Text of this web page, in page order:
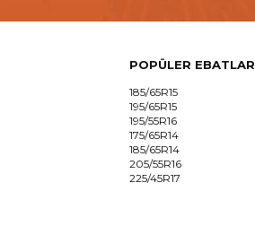
POPÜLER EBATLAR
185/65R15
195/65R15
195/55R16
175/65R14
185/65R14
205/55R16
225/45R17